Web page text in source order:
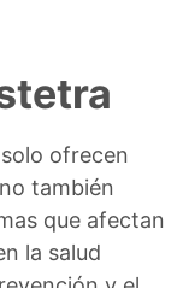
ofrecen
también
que afectan
la salud